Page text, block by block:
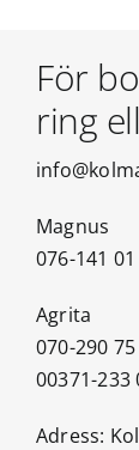
För
ring
Magnus
076-141 01
Agrita
070-290
00371-233
Adress: